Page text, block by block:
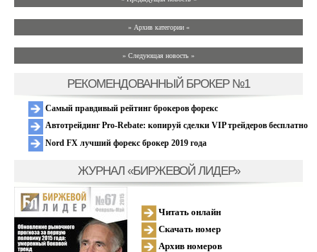
» Архив категории «
» Следующая новость »
РЕКОМЕНДОВАННЫЙ БРОКЕР №1
Самый правдивый рейтинг брокеров форекс
Автотрейдинг Pro-Rebate: копируй сделки VIP трейдеров бесплатно
Nord FX лучший форекс брокер 2019 года
ЖУРНАЛ «БИРЖЕВОЙ ЛИДЕР»
Читать онлайн
Скачать номер
Архив номеров